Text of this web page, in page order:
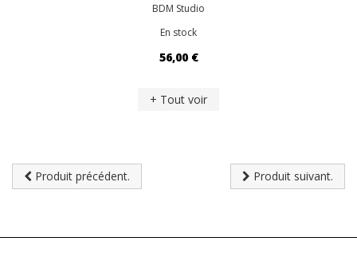
BDM Studio
En stock
56,00 €
+ Tout voir
Produit précédent. Produit suivant.